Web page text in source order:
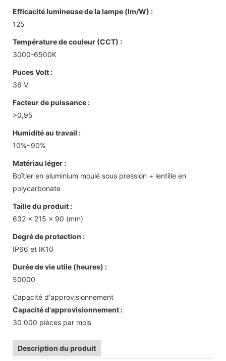
Efficacité lumineuse de la lampe (lm/W) :
125
Température de couleur (CCT) :
3000-6500K
Puces Volt :
36 V
Facteur de puissance :
>0,95
Humidité au travail :
10%~90%
Matériau léger :
Boîtier en aluminium moulé sous pression + lentille en
polycarbonate
Taille du produit :
632 x 215 x 90 (mm)
Degré de protection :
IP66 et IK10
Durée de vie utile (heures) :
50000
Capacité d'approvisionnement
Capacité d'approvisionnement :
30 000 pièces par mois
Description du produit